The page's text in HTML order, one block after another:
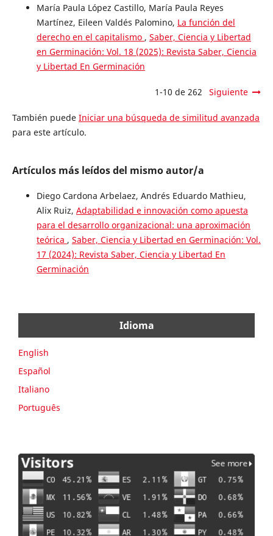
María Paula López Castillo, María Paula Reyes
Martínez, Eileen Valdés Palomino, La función del
derecho en el capitalismo , Saber, Ciencia y Libertad
en Germinación: Vol. 18 (2025): Revista Saber, Ciencia
y Libertad En Germinación
1-10 de 262 Siguiente
También puede Iniciar una búsqueda de similitud avanzada
para este artículo.
Artículos más leídos del mismo autor/a
Diego Cardona Arbelaez, Andrés Eduardo Mathieu,
Alix Ruiz, Adaptabilidad e innovación como apuesta
para el desarrollo organizacional: una aproximación
teórica , Saber, Ciencia y Libertad en Germinación: Vol.
17 (2024): Revista Saber, Ciencia y Libertad En
Germinación
Idioma
English
Español
Italiano
Português